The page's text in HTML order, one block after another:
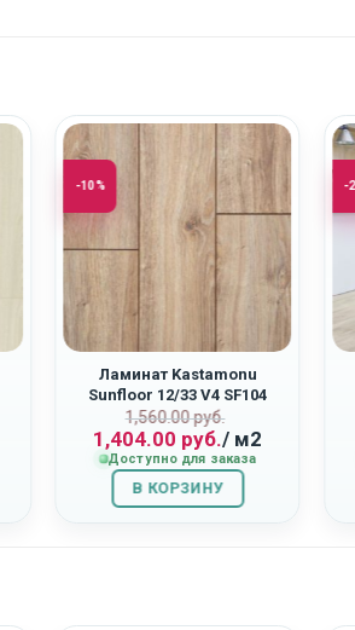
-10%
Ламинат Kastamonu
Sunfloor 12/33 V4 SF104
«Дуб Самора»
1,560.00руб.
Первоначальная
цена
составляла
1,560.00
руб..
1,404.00 руб.
Текущая
цена:
1,404.00
руб..
/ м2
Доступно для заказа
В КОРЗИНУ
-